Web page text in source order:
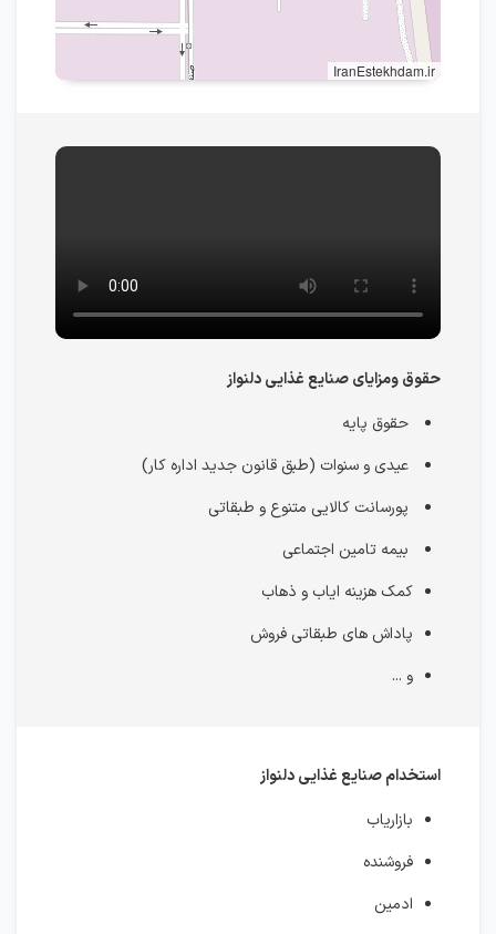
IranEstekhdam.ir
حقوق ومزایای صنایع غذایی دلنواز
حقوق پایه
عیدی و سنوات (طبق قانون جدید اداره کار)
پورسانت کالایی متنوع و طبقاتی
بیمه تامین اجتماعی
کمک هزینه ایاب و ذهاب
پاداش های طبقاتی فروش
و ...
استخدام صنایع غذایی دلنواز
بازاریاب
فروشنده
ادمین